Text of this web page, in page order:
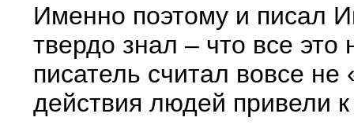
Именно поэтому и писал
твердо знал – что все
писатель считал вовсе
действия людей привели